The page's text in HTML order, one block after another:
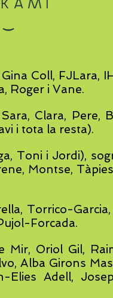
Coll, FJLara,
Roger i Vane.
Clara, Pere,
i tota la resta).
Toni i Jordi),
Montse,
Torrico-
Forcada.
Mir, Oriol Gil,
Alba Girons
Adell,